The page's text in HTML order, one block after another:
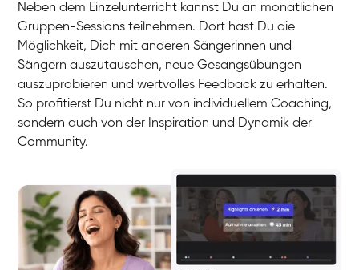
Neben dem Einzelunterricht kannst Du an monatlichen
Gruppen-Sessions teilnehmen. Dort hast Du die
Möglichkeit, Dich mit anderen Sängerinnen und
Sängern auszutauschen, neue Gesangsübungen
auszuprobieren und wertvolles Feedback zu erhalten.
So profitierst Du nicht nur von individuellem Coaching,
sondern auch von der Inspiration und Dynamik der
Community.